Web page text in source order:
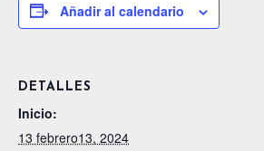
Añadir al calendario
DETALLES
Inicio:
13 febrero13, 2024